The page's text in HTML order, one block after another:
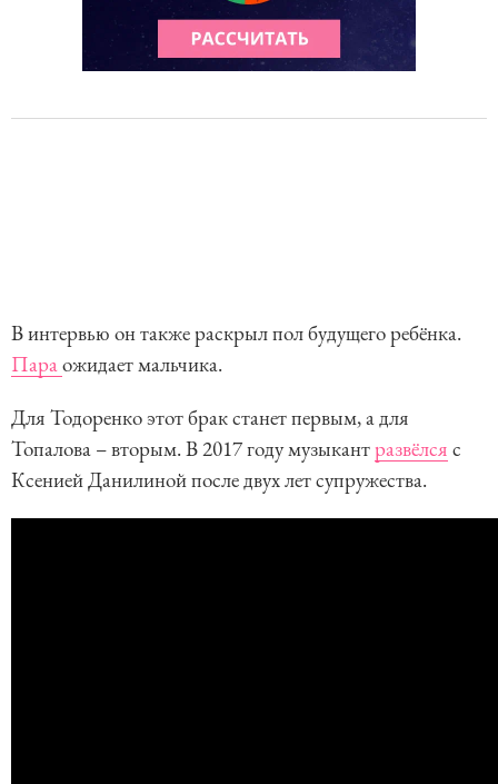
В интервью он также раскрыл пол будущего ребёнка.
Параожидает мальчика.
Для Тодоренко этот брак станет первым, а для
Топалова – вторым. В 2017 году музыкантразвёлся с
Ксенией Данилиной после двух лет супружества.